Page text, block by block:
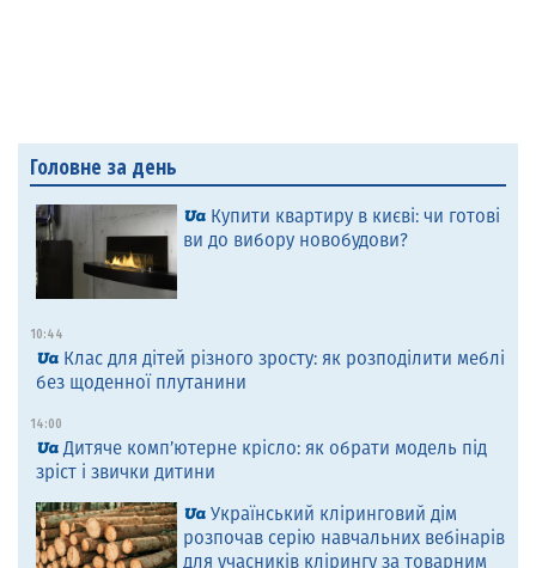
Головне за день
Купити квартиру в києві: чи готові
ви до вибору новобудови?
10:44
Клас для дітей різного зросту: як розподілити меблі
без щоденної плутанини
14:00
Дитяче комп’ютерне крісло: як обрати модель під
зріст і звички дитини
Український кліринговий дім
розпочав серію навчальних вебінарів
для учасників клірингу за товарним